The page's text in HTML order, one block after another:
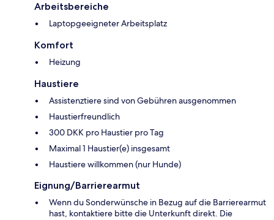
Arbeitsbereiche
Laptopgeeigneter Arbeitsplatz
Komfort
Heizung
Haustiere
Assistenztiere sind von Gebühren ausgenommen
Haustierfreundlich
300 DKK pro Haustier pro Tag
Maximal 1 Haustier(e) insgesamt
Haustiere willkommen (nur Hunde)
Eignung/Barrierearmut
Wenn du Sonderwünsche in Bezug auf die Barrierearmut
hast, kontaktiere bitte die Unterkunft direkt. Die